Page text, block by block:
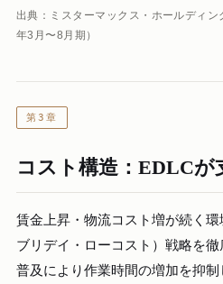
出典：ミスターマックス・ホールディ
年3月〜8月期）
第3章
コスト構造：EDLCが
賃金上昇・物流コスト増が続く
ブリデイ・ローコスト）戦略を
普及により作業時間の増加を抑